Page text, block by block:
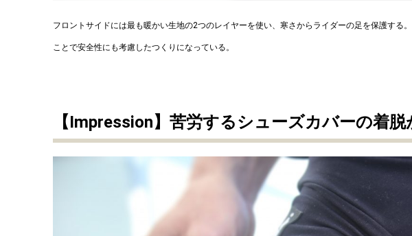
フロントサイドには最も暖かい生地の2つのレイヤーを使い、寒さからライダーの足を保護する
ことで安全性にも考慮したつくりになっている。
【Impression】苦労するシューズカバーの着脱